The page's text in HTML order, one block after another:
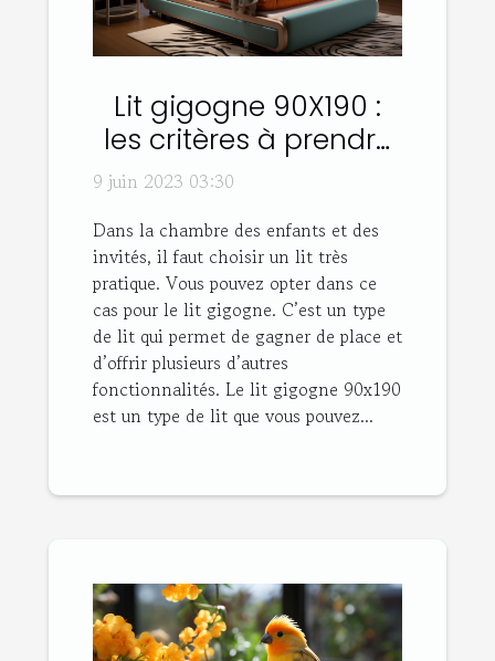
Lit gigogne 90X190 :
les critères à prendre
en compte son choix
9 juin 2023 03:30
Dans la chambre des enfants et des
invités, il faut choisir un lit très
pratique. Vous pouvez opter dans ce
cas pour le lit gigogne. C’est un type
de lit qui permet de gagner de place et
d’offrir plusieurs d’autres
fonctionnalités. Le lit gigogne 90x190
est un type de lit que vous pouvez...